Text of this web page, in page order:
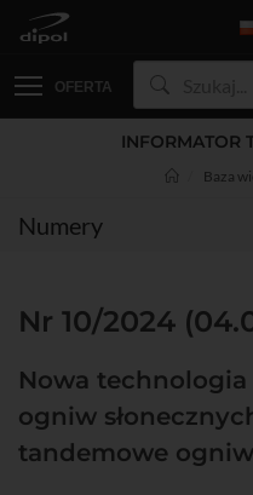
OFERTA
INFORMATOR
Baza
Numery
Nr 10/2024
Nowa technologia
ogniw
tandemowe